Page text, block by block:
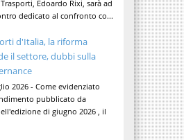
Edoardo Rixi, sarà ad
dedicato al confronto co...
d'Italia, la riforma
il settore, dubbi sulla
2026 - Come evidenziato
pubblicato da
di giugno 2026 , il